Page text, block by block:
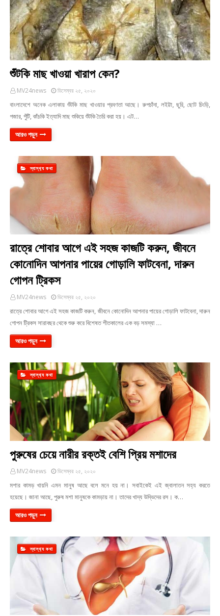
শুঁটকি মাছ খাওয়া খারাপ কেন?
MV24news ডিসেম্বর ২৫, ২০২০
বাংলাদেশে অনেক এলাকায় শুঁটকি মাছ খাওয়ার প্রবণতা আছে। রুপচাঁদা, লইট্টা, ছুরি, ছোট চিংড়ি,
গজার, পুঁটি, কাঁচকি ইত্যাদি মাছ শুকিয়ে শুঁটকি তৈরি করা হয়। এট…
আরও পড়ুন
স্বাস্থ‍্য কথা
রাত্রে শোবার আগে এই সহজ কাজটি করুন, জীবনে
কোনোদিন আপনার পায়ের গোড়ালি ফাটবেনা, দারুন
গোপন ট্রিকস
MV24news ডিসেম্বর ২৫, ২০২০
রাত্রে শোবার আগে এই সহজ কাজটি করুন, জীবনে কোনোদিন আপনার পায়ের গোড়ালি ফাটবেনা, দারুন
গোপন ট্রিকস সারাবছর থেকে শুরু করে বিশেষত শীতকালের এক বড় সমস্যা …
আরও পড়ুন
স্বাস্থ‍্য কথা
পুরুষের চেয়ে নারীর রক্তই বেশি প্রিয় মশাদের
MV24news ডিসেম্বর ২৫, ২০২০
মশার কামড় খায়নি এমন মানুষ আছে বলে মনে হয় না। সবাইকেই এই জ্বালাতন সহ্য করতে
হয়েছে। জানা আছে, পুরুষ মশা মানুষকে কামড়ায় না। তাদের খাদ্য উদ্ভিদের রস। ক…
আরও পড়ুন
স্বাস্থ‍্য কথা